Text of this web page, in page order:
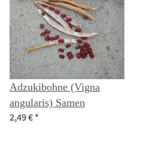
Adzukibohne (Vigna
angularis) Samen
2,49 €*